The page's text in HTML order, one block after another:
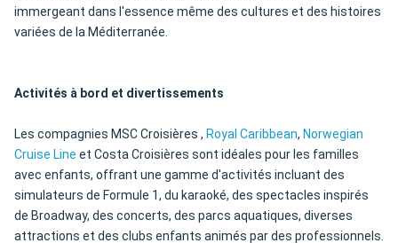
immergeant dans l'essence même des cultures et des histoires
variées de la Méditerranée.
Activités à bord et divertissements
Les compagnies MSC Croisières , Royal Caribbean, Norwegian
Cruise Line et Costa Croisières sont idéales pour les familles
avec enfants, offrant une gamme d'activités incluant des
simulateurs de Formule 1, du karaoké, des spectacles inspirés
de Broadway, des concerts, des parcs aquatiques, diverses
attractions et des clubs enfants animés par des professionnels.